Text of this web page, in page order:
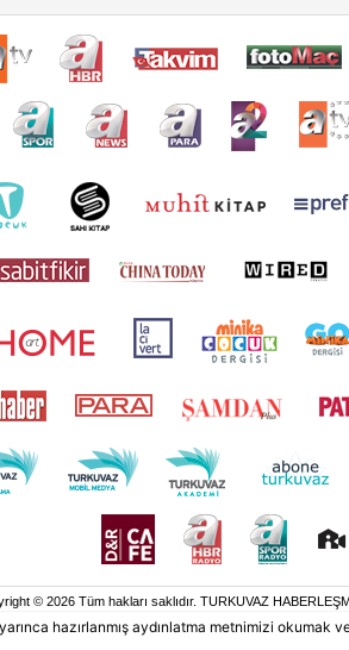
© 2026 Tüm hakları saklıdır. TURKUVAZ
hazırlanmış aydınlatma metnimizi